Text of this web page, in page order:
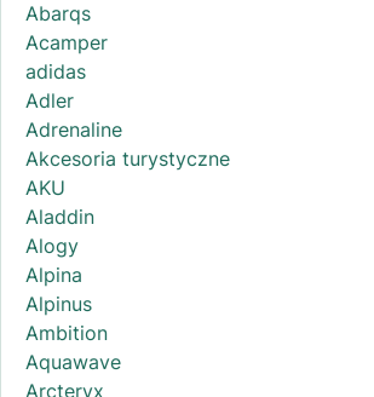
Abarqs
Acamper
adidas
Adler
Adrenaline
Akcesoria turystyczne
AKU
Aladdin
Alogy
Alpina
Alpinus
Ambition
Aquawave
Arcteryx